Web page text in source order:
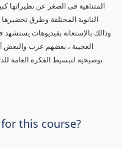
المتناهية فى الصغر عن نظيراتها
النانوية المختلفة وطرق
وذالك بالإستعانة بفيديوهات
العجيبة ، بعضهم عرب
توضيحية لتبسيط الفكرة العامة
this course?